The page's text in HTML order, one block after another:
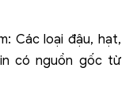
Các loại đậu, hạt,
có nguồn gốc từ